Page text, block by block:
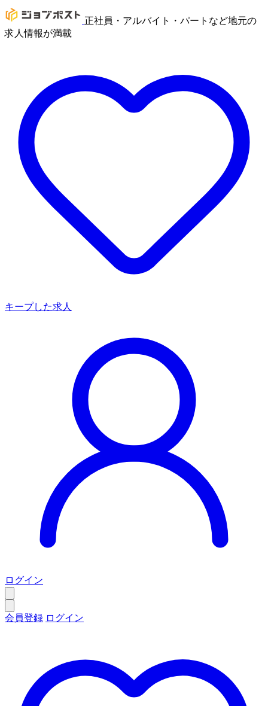
正社員・アルバイト・パートなど地元の
求人情報が満載
キープした求人
ログイン
会員登録 ログイン